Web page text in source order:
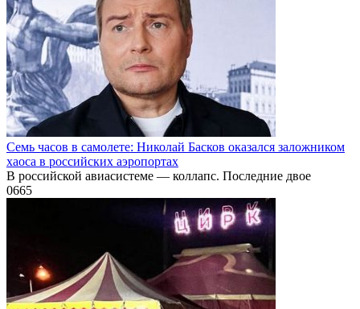
Семь часов в самолете: Николай Басков оказался заложником
хаоса в российских аэропортах
В российской авиасистеме — коллапс. Последние двое
0665